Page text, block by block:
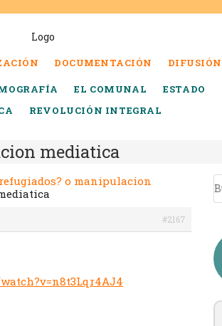
DOCUMENTACIÓN DIFUSIÓN
EL COMUNAL
ESTADO
REVOLUCIÓN INTEGRAL
mediatica
o manipulacion
#2167